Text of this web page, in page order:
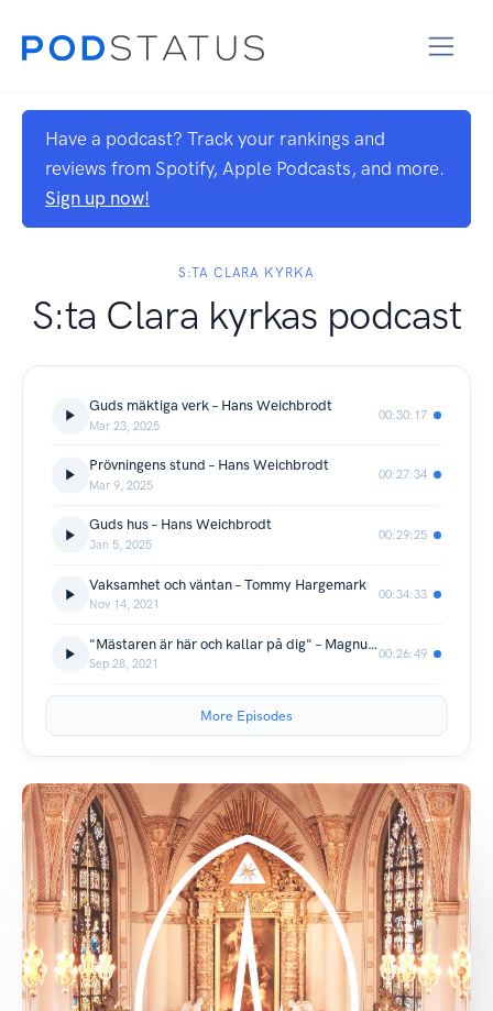
Have a podcast? Track your rankings and
reviews from Spotify, Apple Podcasts, and more.
Sign up now!
S:TA CLARA KYRKA
S:ta Clara kyrkas podcast
Guds mäktiga verk – Hans Weichbrodt
Mar 23, 2025
00:30:17
Prövningens stund – Hans Weichbrodt
Mar 9, 2025
00:27:34
Guds hus – Hans Weichbrodt
Jan 5, 2025
00:29:25
Vaksamhet och väntan – Tommy Hargemark
Nov 14, 2021
00:34:33
"Mästaren är här och kallar på dig" – Magnus Persson
Sep 28, 2021
00:26:49
More Episodes